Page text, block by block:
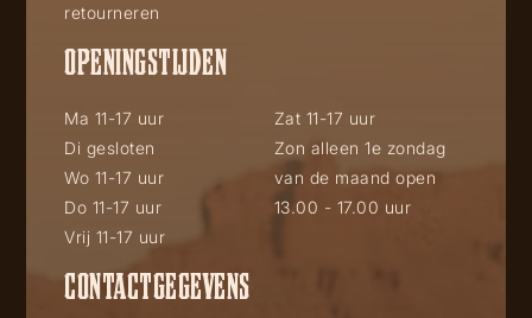
retourneren
OPENINGSTIJDEN
Ma 11-17 uur
Di gesloten
Wo 11-17 uur
Do 11-17 uur
Vrij 11-17 uur
Zat 11-17 uur
Zon alleen 1e zondag
van de maand open
13.00 - 17.00 uur
CONTACTGEGEVENS